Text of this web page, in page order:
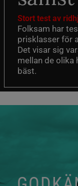
Stort test av
Folksam har
prisklasser för
Det visar sig
mellan de olika
bäst.